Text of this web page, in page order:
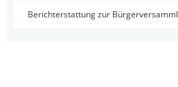
Berichterstattung zur